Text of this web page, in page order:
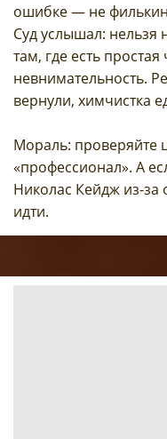
ошибке — не
Суд услышал: нельзя
там, где есть
невнимательность.
вернули, химчистка
Мораль: проверяйте
«профессионал». А
Николас Кейдж из-за
идти.